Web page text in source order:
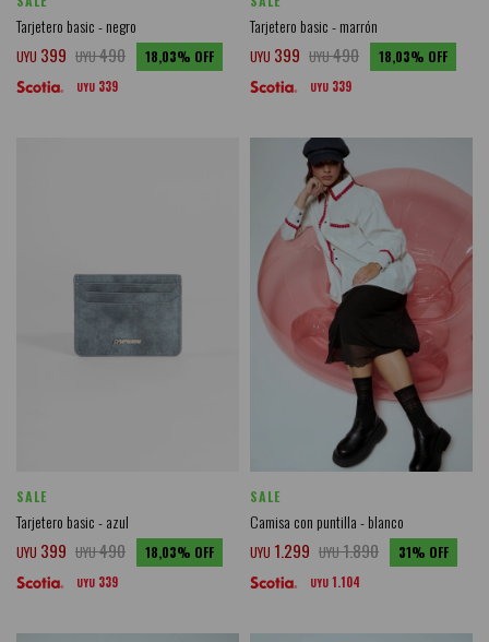
Tarjetero basic - negro
UYU 399 UYU490 18,03
UYU 339
Tarjetero basic - marrón
UYU 399 UYU490 18,03
UYU 339
SALE
Tarjetero basic - azul
UYU 399 UYU490 18,03
UYU 339
SALE
Camisa con puntilla - blanco
UYU 1.299 UYU1.890 31
UYU 1.104